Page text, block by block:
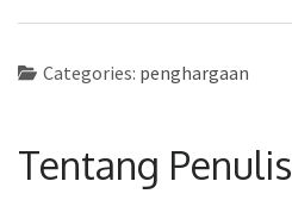
Categories: penghargaan
Tentang Penulis